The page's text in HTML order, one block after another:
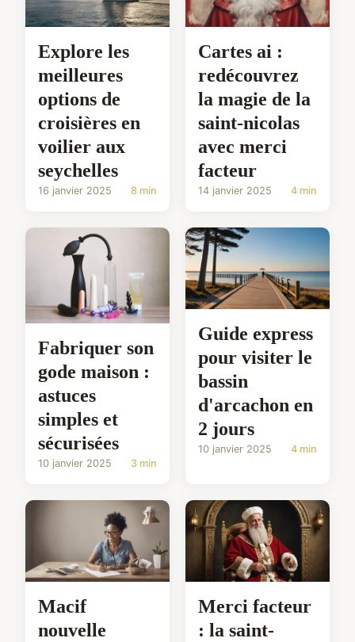
Explore les
meilleures
options de
croisières en
voilier aux
seychelles
16 janvier 2025 8 min
Cartes ai :
redécouvrez
la magie de la
saint-nicolas
avec merci
facteur
14 janvier 2025 4 min
Fabriquer son
gode maison :
astuces
simples et
sécurisées
10 janvier 2025 3 min
Guide express
pour visiter le
bassin
d'arcachon en
2 jours
10 janvier 2025 4 min
Macif
nouvelle
Merci facteur
: la saint-